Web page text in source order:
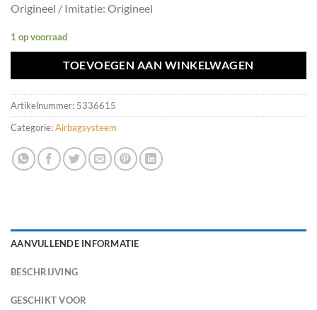
Origineel / Imitatie: Origineel
1 op voorraad
TOEVOEGEN AAN WINKELWAGEN
Artikelnummer: 5336615
Categorie:Airbagsysteem
AANVULLENDE INFORMATIE
BESCHRIJVING
GESCHIKT VOOR